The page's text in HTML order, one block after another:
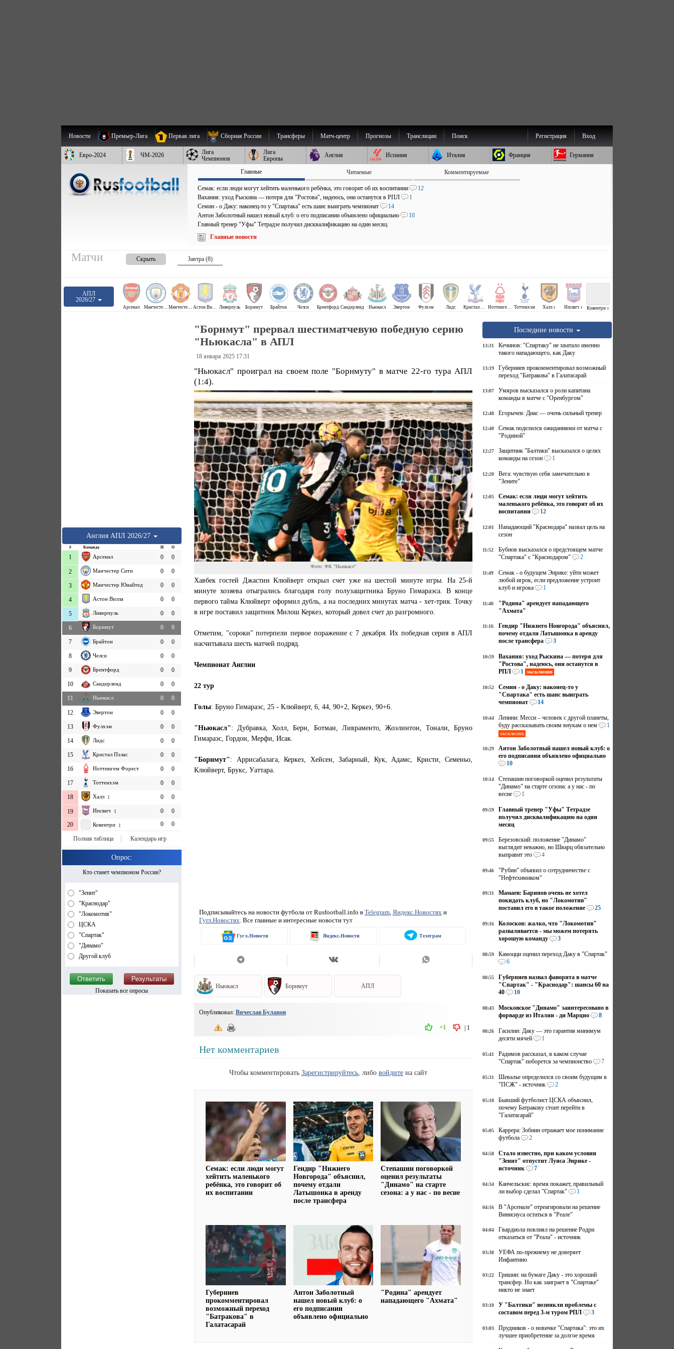
Новости Премьер-Лига Первая лига Сборная России Трансферы Матч-центр Прогнозы Трансляции Поиск Вход
Регистрация
Евро-2024 ЧМ-2026
Лига
Чемпионов
Лига
Европы
Англия Испания Италия Франция Германия
Главные Читаемые Комментируемые
Семак: если люди могут хейтить маленького ребёнка, это говорит об их воспитании
12
Вахания: уход Рыскина — потеря для "Ростова", надеюсь, они останутся в РПЛ
1
Семин - о Даку: наконец-то у "Спартака" есть шанс выиграть чемпионат
14
Антон Заболотный нашел новый клуб: о его подписании объявлено официально
10
Главный тренер "Уфы" Тетрадзе получил дисквалификацию на один месяц
Главные новости
Матчи Скрыть Завтра (8)
АПЛ
2026/27
Арсенал Манчестер Сити Манчестер Юнайтед Астон Вилла Ливерпуль Борнмут Брайтон Челси Брентфорд Сандерленд Ньюкасл Эвертон Фулхэм Лидс Кристал Пэлас Ноттингем Форест Тоттенхэм Халл ↕ Ипсвич ↕ Ковентри ↕
Англия АПЛ 2026/27
# Команда И О
1 Арсенал 0 0
2 Манчестер Сити 0 0
3 Манчестер Юнайтед 0 0
4 Астон Вилла 0 0
5 Ливерпуль 0 0
6 Борнмут 0 0
7 Брайтон 0
0
8
Челси 0
0
9
Брентфорд 0
0
10
Сандерленд 0
0
11
Ньюкасл 0 0
12 Эвертон 0
0
13
Фулхэм 0
0
14
Лидс 0
0
15
Кристал Пэлас 0
0
16
Ноттингем Форест 0
0
17
Тоттенхэм 0
0
18
Халл ↕ 0 0
19 Ипсвич ↕ 0
0
20
Ковентри ↕ 0 0
Полная таблица Календарь игр
Опрос:
Кто станет чемпионом России?
"Зенит"
"Краснодар"
"Локомотив"
ЦСКА
"Спартак"
"Динамо"
Другой клуб
Показать все опросы
"Борнмут" прервал шестиматчевую победную серию
"Ньюкасла" в АПЛ
18 января 2025 17:31
"Ньюкасл" проиграл на своем поле "Борнмуту" в матче 22-го тура АПЛ
(1:4).
Фото: ФК "Ньюкасл"
Хавбек гостей Джастин Клюйверт открыл счет уже на шестой минуте игры. На 25-й
минуте хозяева отыгрались благодаря голу полузащитника Бруно Гимараэса. В конце
первого тайма Клюйверт оформил дубль, а на последних минутах матча - хет-трик. Точку
в игре поставил защитник Милош Керкез, который довел счет до разгромного.
Отметим, "сороки" потерпели первое поражение с 7 декабря. Их победная серия в АПЛ
насчитывала шесть матчей подряд.
Чемпионат Англии
22 тур
Голы: Бруно Гимараэс, 25 - Клюйверт, 6, 44, 90+2, Керкез, 90+6.
"Ньюкасл": Дубравка, Холл, Берн, Ботман, Ливраменто, Жоэлинтон, Тонали, Бруно
Гимараэс, Гордон, Мерфи, Исак.
"Борнмут": Аррисабалага, Керкез, Хейсен, Забарный, Кук, Адамс, Кристи, Семеньо,
Клюйверт, Брукс, Уаттара.
Подписывайтесь на новости футбола от Rusfootball.info в Telegram, Яндекс.Новостяхи
Гугл.Новостях. Все главные и интересные новости тут
Гугл.Новости Яндекс.Новости Телеграм
Ньюкасл Борнмут АПЛ
Опубликовал: Вячеслав Буланов
1
+1
Нет комментариев
Чтобы комментировать Зарегистрируйтесь, либо войдитена сайт
Семак: если люди могут
хейтить маленького
ребёнка, это говорит об
их воспитании
Гендир "Нижнего
Новгорода" объяснил,
почему отдали
Латышонка в аренду
после трансфера
Степашин поговоркой
оценил результаты
"Динамо" на старте
сезона: а у нас - по весне
Губерниев
прокомментировал
возможный переход
"Батракова" в
Галатасарай
Антон Заболотный
нашел новый клуб: о
его подписании
объявлено официально
"Родина" арендует
нападающего "Ахмата"
Последние новости
13:31
Кечинов: "Спартаку" не хватало именно
такого нападающего, как Даку
13:19
Губерниев прокомментировал возможный
переход "Батракова" в Галатасарай
13:07
Умяров высказался о роли капитана
команды в матче с "Оренбургом"
12:48 Егорычев: Диас — очень сильный тренер
12:40
Семак поделился ожиданиями от матча с
"Родиной"
12:27
Защитник "Балтики" высказался о целях
команды на сезон
1
12:20
Вега: чувствую себя замечательно в
"Зените"
12:05
Семак: если люди могут хейтить
маленького ребёнка, это говорит об их
воспитании
12
12:01
Нападающий "Краснодара" назвал цель на
сезон
11:52
Бубнов высказался о предстоящем матче
"Спартака" с "Краснодаром"
2
11:49
Семак - о будущем Энрике: уйти может
любой игрок, если предложение устроит
клуб и игрока
1
11:40
"Родина" арендует нападающего
"Ахмата"
11:16
Гендир "Нижнего Новгорода" объяснил,
почему отдали Латышонка в аренду
после трансфера
3
10:59
Вахания: уход Рыскина — потеря для
"Ростова", надеюсь, они останутся в
РПЛ
1 эксклюзив
10:52
Семин - о Даку: наконец-то у
"Спартака" есть шанс выиграть
чемпионат
14
10:44
Ленини: Месси – человек с другой планеты,
буду рассказывать своим внукам о нем
1
эксклюзив
10:29
Антон Заболотный нашел новый клуб: о
его подписании объявлено официально
10
10:14
Степашин поговоркой оценил результаты
"Динамо" на старте сезона: а у нас - по
весне
1
09:59
Главный тренер "Уфы" Тетрадзе
получил дисквалификацию на один
месяц
09:55
Березовский: положение "Динамо"
выглядит неважно, но Шварц обязательно
выправит это
4
09:46
"Рубин" объявил о сотрудничестве с
"Нефтехимиком"
09:31
Мамаев: Баринов очень не хотел
покидать клуб, но "Локомотив"
поставил его в такое положение
25
09:16
Колосков: жалко, что "Локомотив"
разваливается - мы можем потерять
хорошую команду
3
08:59
Камоцци оценил переход Даку в "Спартак"
6
08:55
Губерниев назвал фаворита в матче
"Спартак" - "Краснодар": шансы 60 на
40
10
08:43
Московское "Динамо" заинтересовано в
форварде из Италии - ди Марцио
8
08:26
Гасилин: Даку — это гарантия минимум
десяти мячей
1
05:41
Радимов рассказал, в каком случае
"Спартак" поборется за чемпионство
7
05:31
Шевалье определился со своим будущим в
"ПСЖ" - источник
2
05:18
Бывший футболист ЦСКА объяснил,
почему Батракову стоит перейти в
"Галатасарай"
05:05
Каррера: Зобнин отражает мое понимание
футбола
2
04:58
Стало известно, при каком условии
"Зенит" отпустит Луиса Энрике -
источник
7
04:34
Канчельскис: время покажет, правильный
ли выбор сделал "Спартак"
1
04:16
В "Арсенале" отреагировали на решение
Винисиуса остаться в "Реале"
04:04
Гвардиола повлиял на решение Родри
отказаться от "Реала" - источник
03:38
УЕФА по-прежнему не доверяет
Инфантино
03:22
Гришин: на бумаге Даку - это хороший
трансфер. Но как заиграет в "Спартаке"
никто не знает
03:10
У "Балтики" возникли проблемы с
составом перед 3-м туром РПЛ
3
03:03
Прудников - о новичке "Спартака": это их
лучшее приобретение за долгое время